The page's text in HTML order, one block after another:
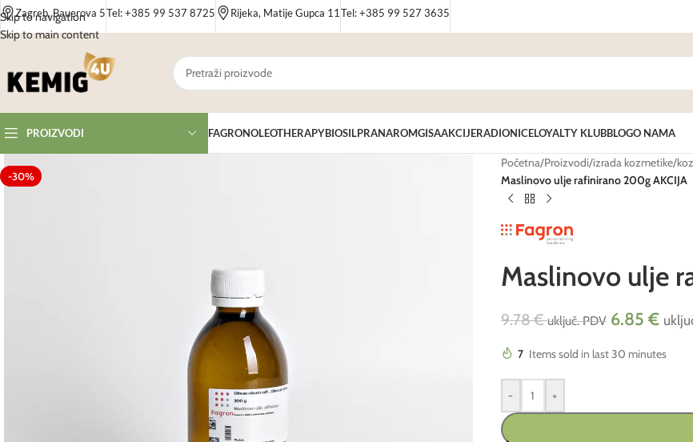
Skip to navigation
Skip to main content
Zagreb, Bauerova 5Tel: +385 99 537 8725 Rijeka, Matije Gupca 11 Tel: +385 99 527 3635
PROIZVODI FAGRONOLEOTHERAPYBIOSILPRANAROMGISAAKCIJERADIONICELOYALTY KLUBBLOGO NAMA
-30%
Početna/Proizvodi/izrada kozmetike/
Maslinovo ulje rafinirano 200g AKCIJA
Maslinovo ulje
9.78€ uključ. PDV 6.85€
7 Items sold in last 30 minutes
- +